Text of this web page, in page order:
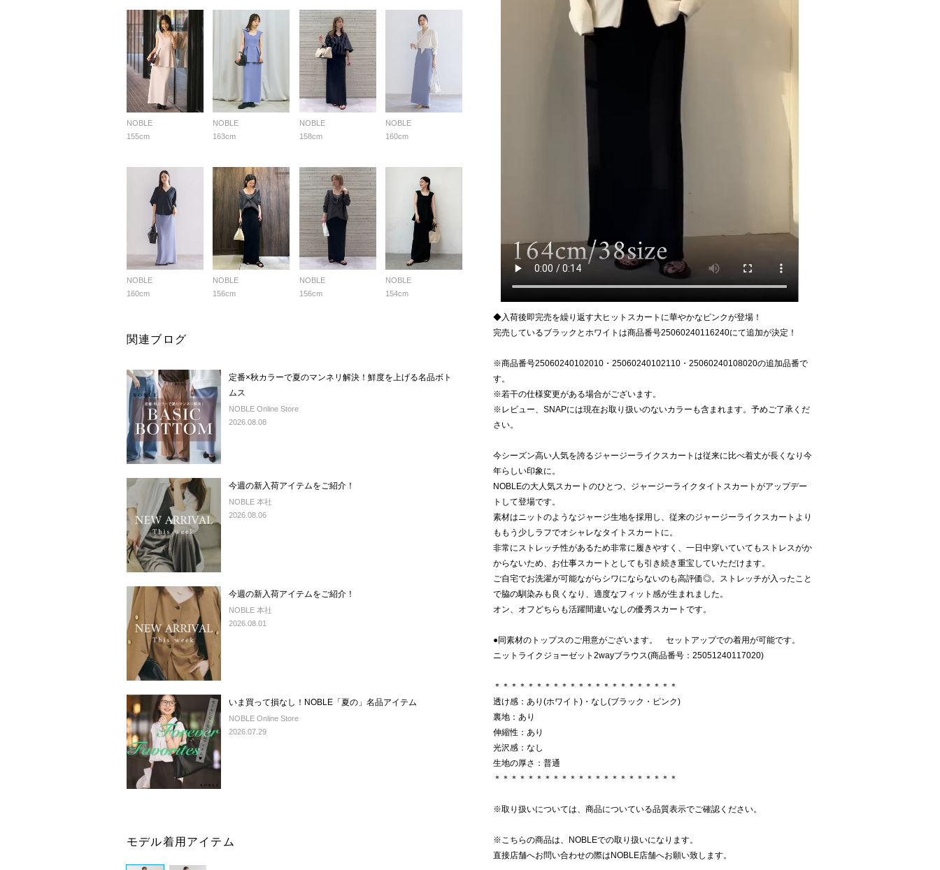
NOBLE
155cm
NOBLE
163cm
NOBLE
158cm
NOBLE
160cm
NOBLE
160cm
NOBLE
156cm
NOBLE
156cm
NOBLE
154cm
関連ブログ
定番×秋カラーで夏のマンネリ解決！鮮度を上げる名品ボト
ムス
NOBLE Online Store
2026.08.08
今週の新入荷アイテムをご紹介！
NOBLE 本社
2026.08.06
今週の新入荷アイテムをご紹介！
NOBLE 本社
2026.08.01
いま買って損なし！NOBLE「夏の」名品アイテム
NOBLE Online Store
2026.07.29
モデル着用アイテム
◆入荷後即完売を繰り返す大ヒットスカートに華やかなピンクが登場！
完売しているブラックとホワイトは商品番号25060240116240にて追加が決定！
※商品番号25060240102010・25060240102110・25060240108020の追加品番で
す。
※若干の仕様変更がある場合がございます。
※レビュー、SNAPには現在お取り扱いのないカラーも含まれます。予めご了承くだ
さい。
今シーズン高い人気を誇るジャージーライクスカートは従来に比べ着丈が長くなり今
年らしい印象に。
NOBLEの大人気スカートのひとつ、ジャージーライクタイトスカートがアップデー
トして登場です。
素材はニットのようなジャージ生地を採用し、従来のジャージーライクスカートより
ももう少しラフでオシャレなタイトスカートに。
非常にストレッチ性があるため非常に履きやすく、一日中穿いていてもストレスがか
からないため、お仕事スカートとしても引き続き重宝していただけます。
ご自宅でお洗濯が可能ながらシワにならないのも高評価◎。ストレッチが入ったこと
で脇の馴染みも良くなり、適度なフィット感が生まれました。
オン、オフどちらも活躍間違いなしの優秀スカートです。
●同素材のトップスのご用意がございます。 セットアップでの着用が可能です。
ニットライクジョーゼット2wayブラウス(商品番号：25051240117020)
＊＊＊＊＊＊＊＊＊＊＊＊＊＊＊＊＊＊＊＊＊＊
透け感：あり(ホワイト)・なし(ブラック・ピンク)
裏地：あり
伸縮性：あり
光沢感：なし
生地の厚さ：普通
＊＊＊＊＊＊＊＊＊＊＊＊＊＊＊＊＊＊＊＊＊＊
※取り扱いについては、商品についている品質表示でご確認ください。
※こちらの商品は、NOBLEでの取り扱いになります。
直接店舗へお問い合わせの際はNOBLE店舗へお願い致します。